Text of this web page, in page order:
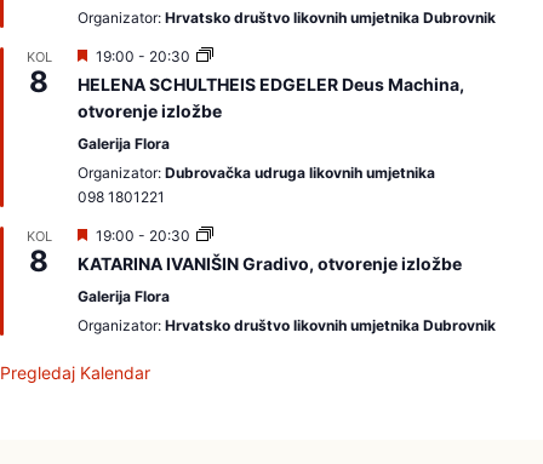
j
m
o
Organizator: Hrvatsko društvo likovnih umjetnika Dubrovnik
KOL
8
I
z
d
v
j
a
m
19:00 - 20:30
HELENA SCHULTHEIS EDGELER Deus Machina,
otvorenje izložbe
Galerija Flora
Organizator: Dubrovačka udruga likovnih umjetnika
098 1801221
KOL
8
I
z
d
v
j
m
19:00 - 20:30
KATARINA IVANIŠIN Gradivo, otvorenje izložbe
Galerija Flora
Organizator: Hrvatsko društvo likovnih umjetnika Dubrovnik
Pregledaj Kalendar